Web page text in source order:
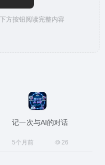
方按钮阅读完整内容
记一次与AI的对话
5个月前 26